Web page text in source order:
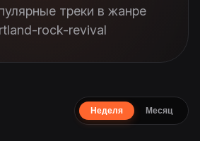
треки в жанре
rock-revival
Неделя Месяц